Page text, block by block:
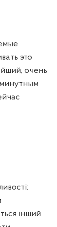
это
очень
інший